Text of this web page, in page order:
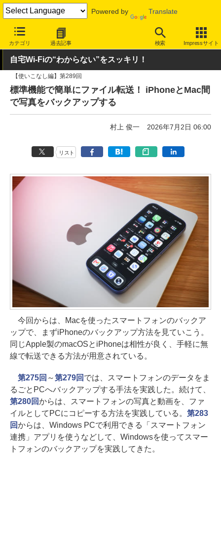
Powered by Translate
カテゴリ 過去記事 検索 Impressサイト
INTERNET Watch トピック
自宅Wi-Fiの“わからない”をスッキリ！
【使いこなし編】第289回
標準機能で簡単にファイル転送！ iPhoneとMac間
で写真をバックアップする
村上 俊一 2026年7月2日 06:00
リスト
今回からは、Macを使ったスマートフォンのバックア
ップで、まずiPhoneのバックアップ方法を見ていこう。
同じApple製のmacOSとiPhoneは相性が良く、手軽に無
線で転送できる方法が用意されている。
第275回 ～第279回 では、スマートフォンのデータをま
るごとPCへバックアップする手法を実践した。続けて、
第280回からは、スマートフォンの写真と動画を、ファ
イルとしてPCにコピーする方法を実践している。 第283
回からは、Windows PCで利用できる「スマートフォン
連携」アプリを使うなどして、Windowsを使ってスマー
トフォンのバックアップを実践してきた。